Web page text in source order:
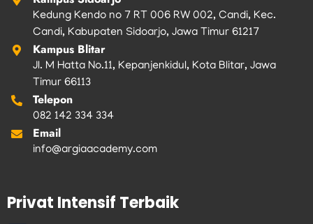
Kedung Kendo no 7 RT 006 RW 002, Candi, Kec.
Candi, Kabupaten Sidoarjo, Jawa Timur 61217
Kampus Blitar
Jl. M Hatta No.11, Kepanjenkidul, Kota Blitar, Jawa
Timur 66113
Telepon
082 142 334 334
Email
info@argiaacademy.com
Privat Intensif Terbaik